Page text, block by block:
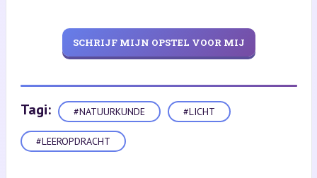
SCHRIJF MIJN OPSTEL VOOR MIJ
Tagi: #NATUURKUNDE #LICHT
#LEEROPDRACHT